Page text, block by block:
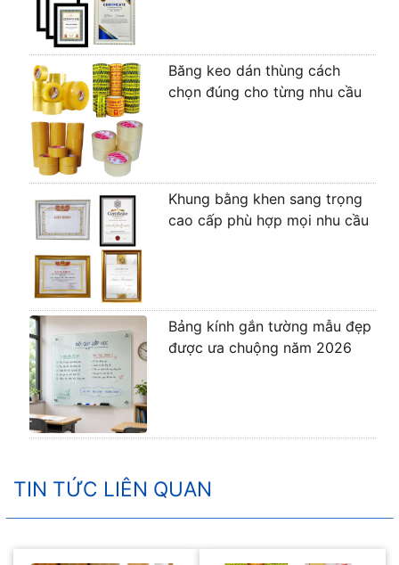
Băng keo dán thùng cách
chọn đúng cho từng nhu cầu
Khung bằng khen sang trọng
cao cấp phù hợp mọi nhu cầu
Bảng kính gắn tường mẫu đẹp
được ưa chuộng năm 2026
TIN TỨC LIÊN QUAN